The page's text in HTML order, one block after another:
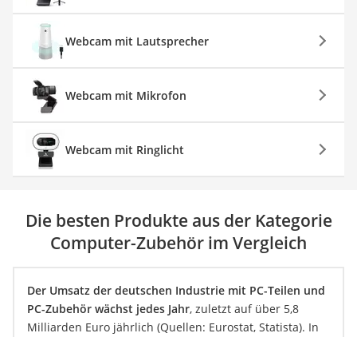
Webcam mit Lautsprecher
Webcam mit Mikrofon
Webcam mit Ringlicht
Die besten Produkte aus der Kategorie
Computer-Zubehör im Vergleich
Der Umsatz der deutschen Industrie mit PC-Teilen und
PC-Zubehör wächst jedes Jahr, zuletzt auf über 5,8
Milliarden Euro jährlich (Quellen: Eurostat, Statista). In